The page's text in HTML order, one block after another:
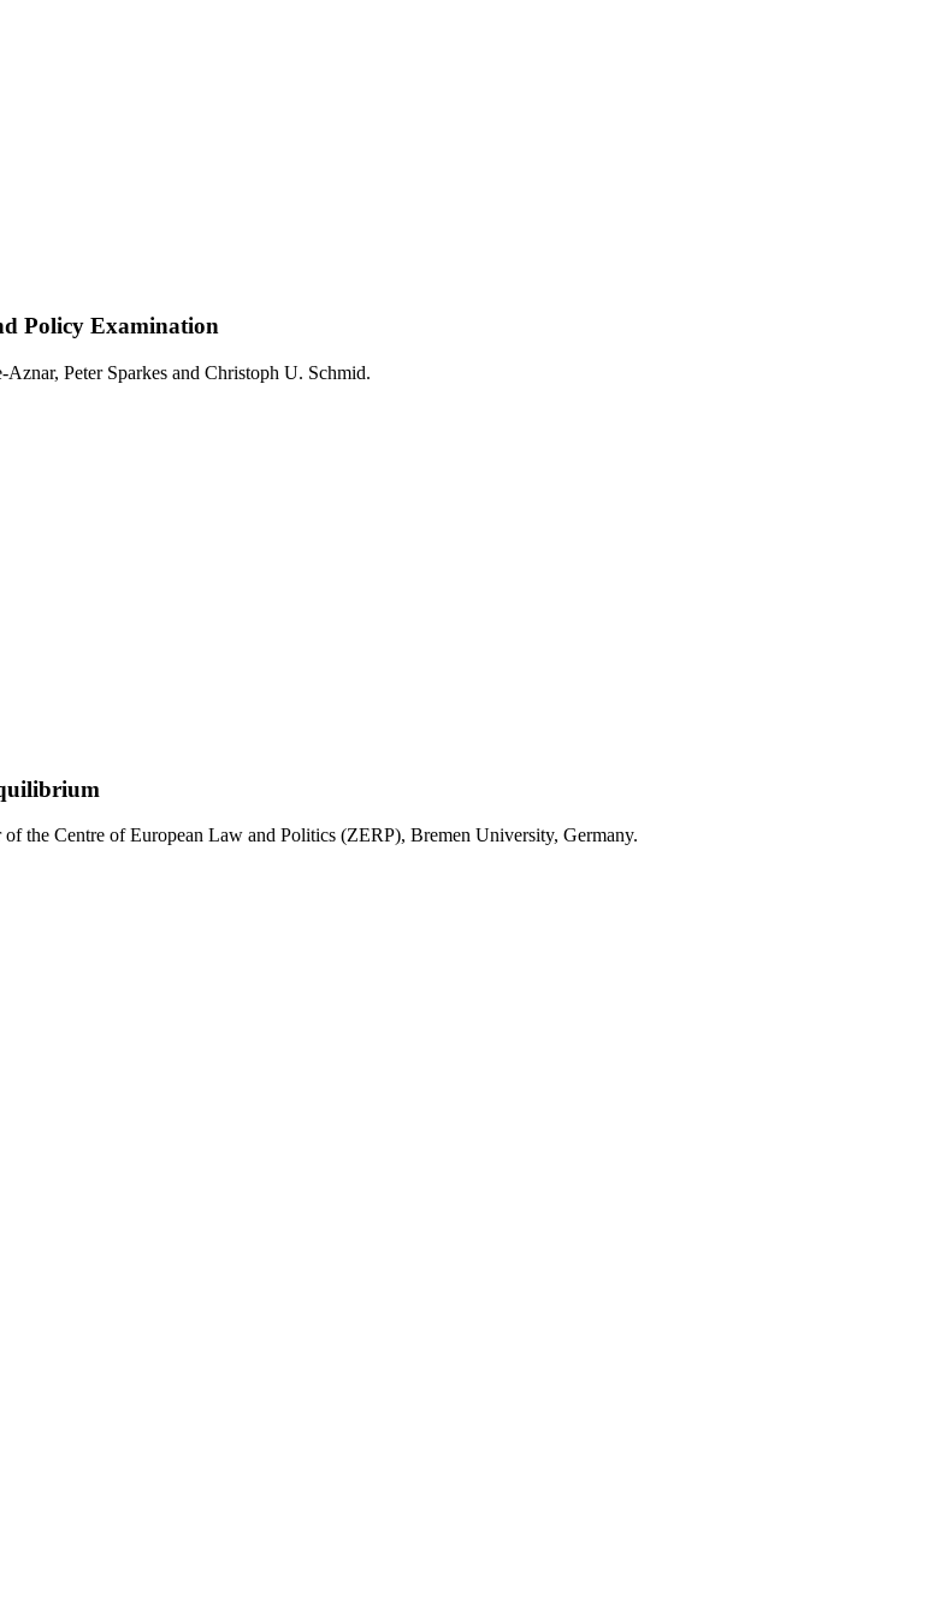
Policy Examination
Peter Sparkes and Christoph U. Schmid.
the Centre of European Law and Politics (ZERP), Bremen University, Germany.